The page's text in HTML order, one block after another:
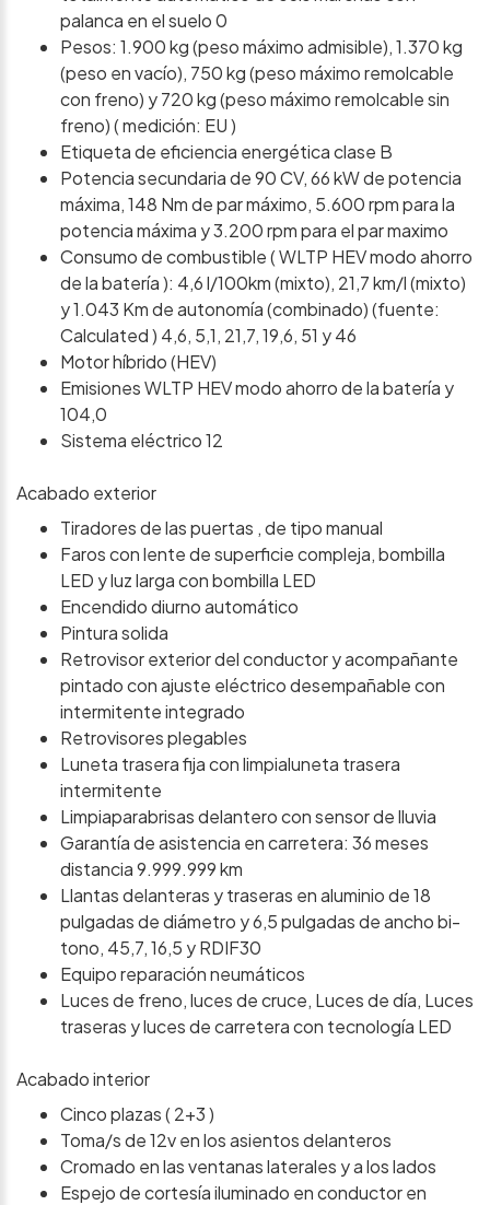
palanca en el suelo 0
Pesos: 1.900 kg (peso máximo admisible), 1.370 kg
(peso en vacío), 750 kg (peso máximo remolcable
con freno) y 720 kg (peso máximo remolcable sin
freno) ( medición: EU )
Etiqueta de eficiencia energética clase B
Potencia secundaria de 90 CV, 66 kW de potencia
máxima, 148 Nm de par máximo, 5.600 rpm para la
potencia máxima y 3.200 rpm para el par maximo
Consumo de combustible ( WLTP HEV modo ahorro
de la batería ): 4,6 l/100km (mixto), 21,7 km/l (mixto)
y 1.043 Km de autonomía (combinado) (fuente:
Calculated ) 4,6, 5,1, 21,7, 19,6, 51 y 46
Motor híbrido (HEV)
Emisiones WLTP HEV modo ahorro de la batería y
104,0
Sistema eléctrico 12
Acabado exterior
Tiradores de las puertas , de tipo manual
Faros con lente de superficie compleja, bombilla
LED y luz larga con bombilla LED
Encendido diurno automático
Pintura solida
Retrovisor exterior del conductor y acompañante
pintado con ajuste eléctrico desempañable con
intermitente integrado
Retrovisores plegables
Luneta trasera fija con limpialuneta trasera
intermitente
Limpiaparabrisas delantero con sensor de lluvia
Garantía de asistencia en carretera: 36 meses
distancia 9.999.999 km
Llantas delanteras y traseras en aluminio de 18
pulgadas de diámetro y 6,5 pulgadas de ancho bi-
tono, 45,7, 16,5 y RDIF30
Equipo reparación neumáticos
Luces de freno, luces de cruce, Luces de día, Luces
traseras y luces de carretera con tecnología LED
Acabado interior
Cinco plazas ( 2+3 )
Toma/s de 12v en los asientos delanteros
Cromado en las ventanas laterales y a los lados
Espejo de cortesía iluminado en conductor en